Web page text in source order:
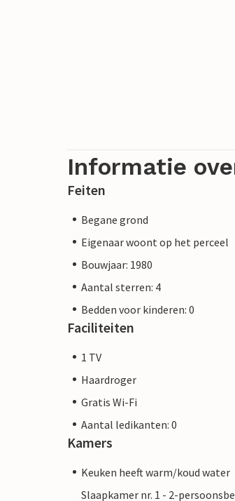
Informatie
Feiten
Begane grond
Eigenaar woont op het perceel
Bouwjaar: 1980
Aantal sterren: 4
Bedden voor kinderen: 0
Faciliteiten
1 TV
Haardroger
Gratis Wi-Fi
Aantal ledikanten: 0
Kamers
Keuken heeft warm/koud water
Slaapkamer nr. 1 - 2-